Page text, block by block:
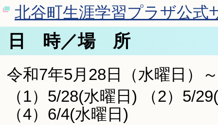
北谷町生涯学習プラザ公式
日 時／場 所
令和7年5月28日（水曜日）
（1）5/28(水曜日) （2）5/
（4）6/4(水曜日)